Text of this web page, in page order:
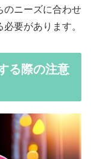
のニーズに合わせ
要があります。
る際の注意